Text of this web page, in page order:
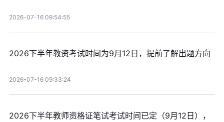
2026-07-16 09:54:55
2026下半年教资考试时间为9月12日，提前了解出题方向
2026-07-16 09:33:24
2026下半年教师资格证笔试考试时间已定（9月12日），